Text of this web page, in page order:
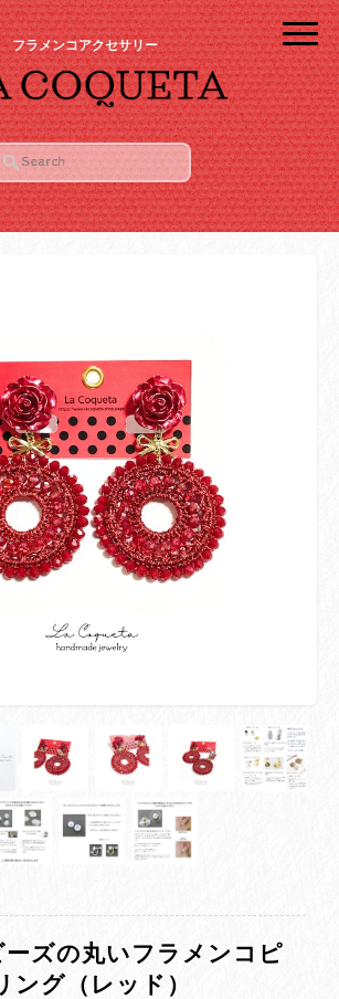
フラメンコアクセサリー
ーズの丸いフラメンコピ
ング（レッド）